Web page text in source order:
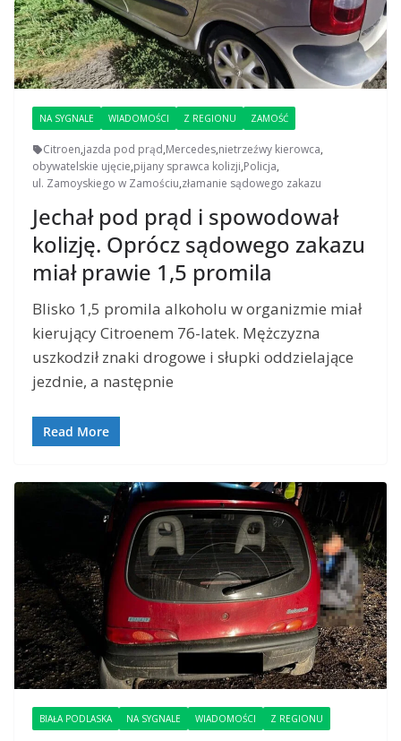
NA SYGNALE WIADOMOŚCI Z REGIONU ZAMOŚĆ
Citroen,jazda pod prąd,Mercedes,nietrzeźwy kierowca,
obywatelskie ujęcie,pijany sprawca kolizji,Policja,
ul. Zamoyskiego w Zamościu,złamanie sądowego zakazu
Jechał pod prąd i spowodował
kolizję. Oprócz sądowego zakazu
miał prawie 1,5 promila
Blisko 1,5 promila alkoholu w organizmie miał
kierujący Citroenem 76-latek. Mężczyzna
uszkodził znaki drogowe i słupki oddzielające
jezdnie, a następnie
Read More
BIAŁA PODLASKA NA SYGNALE WIADOMOŚCI Z REGIONU